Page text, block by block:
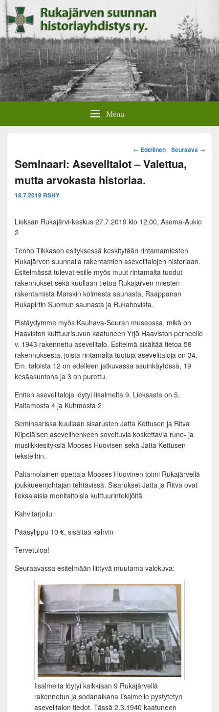
Rukajärven suunnan
historiayhdistys
Menu
Post
navigation
← Edellinen Seuraava →
Seminaari: Asevelitalot – Vaiettua,
mutta arvokasta historiaa.
18.7.2019 RSHY
Lieksan Rukajärvi-keskus 27.7.2019 klo 12.00, Asema-Aukio
2
Tenho Tikkasen esityksessä keskitytään rintamamiesten
Rukajärven suunnalla rakentamien asevelitalojen historiaan.
Esitelmässä tulevat esille myös muut rintamalta tuodut
rakennukset sekä kuullaan tietoa Rukajärven miesten
rakentamista Marskin kolmesta saunasta, Raappanan
Rukapirtin Suomun saunasta ja Rukahovista.
Pistäydymme myös Kauhava-Seuran museossa, mikä on
Haaviston kulttuurisuvun kaatuneen Yrjö Haaviston perheelle
v. 1943 rakennettu asevelitalo. Esitelmä sisältää tietoa 58
rakennuksesta, joista rintamalta tuotuja asevelitaloja on 34.
Em. taloista 12 on edelleen jatkuvassa asuinkäytössä, 19
kesäasuntona ja 3 on purettu.
Eniten asevelitaloja löytyi Iisalmelta 9, Lieksasta on 5,
Paltamosta 4 ja Kuhmosta 2.
Seminaarissa kuullaan sisarusten Jatta Kettusen ja Ritva
Kilpeläisen asevelihenkeen soveltuvia koskettavia runo- ja
musiikkiesityksiä Mooses Huovisen sekä Jatta Kettusen
teksteihin.
Paltamolainen opettaja Mooses Huovinen toimi Rukajärvellä
joukkueenjohtajan tehtävissä. Sisarukset Jatta ja Ritva ovat
lieksalaisia monitaitoisia kulttuurintekijöitä
Kahvitarjoilu
Pääsylippu 10 €, sisältää kahvin
Tervetuloa!
Seuraavassa esitelmään liittyvä muutama valokuva:
Iisalmelta löytyi kaikkiaan 9 Rukajärvellä
rakennetun ja sodanaikana Iisalmelle pystytetyn
asevelitalon tiedot. Tässä 2.3.1940 kaatuneen